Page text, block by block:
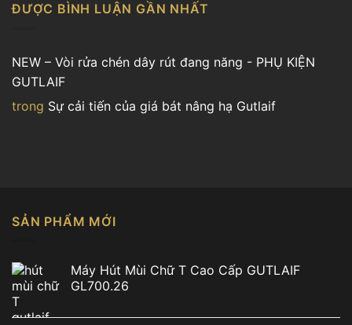
ĐƯỢC BÌNH LUẬN GẦN NHẤT
NEW – Vòi rửa chén dây rút đang năng - PHỤ KIỆN
GUTLAIF
trong Sự cải tiến của giá bát nâng hạ Gutlaif
SẢN PHẨM MỚI
Máy Hút Mùi Chữ T Cao Cấp GUTLAIF
GL700.26